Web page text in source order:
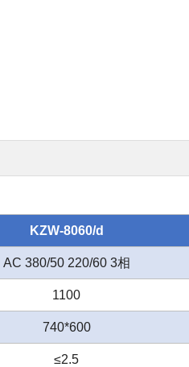
KZW-8060/d
AC 380/50 220/60 3相
1100
740*600
≤2.5